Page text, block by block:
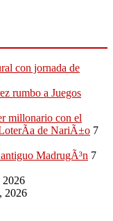
con jornada de
rumbo a Juegos
millonario con el
de NariÃ±o 7
MadrugÃ³n 7
2026
2026